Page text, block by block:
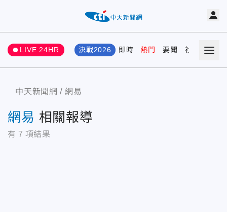
LIVE 24HR 決戰2026 即時 熱門 要聞 社會 娛樂
中天新聞網 網易
網易 相關報導
有 7 項結果